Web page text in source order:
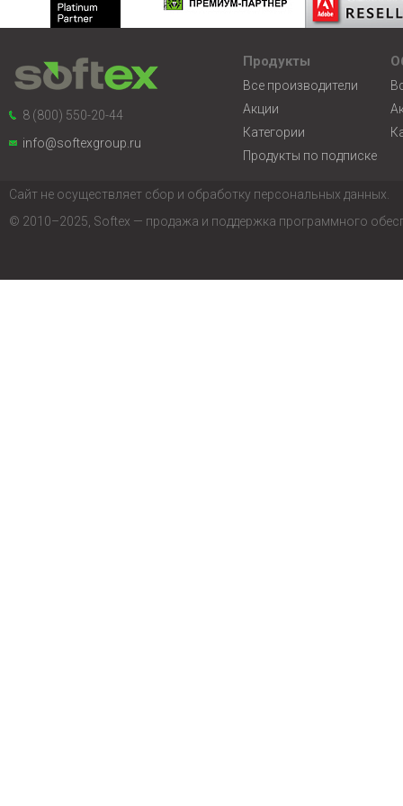
8 (800) 550-20-44
info@softexgroup.ru
Продукты
Все производители
Акции
Категории
Продукты по подписке
Сайт не осуществляет сбор и обработку персональных данных.
© 2010–2025, Softex — продажа и поддержка программного